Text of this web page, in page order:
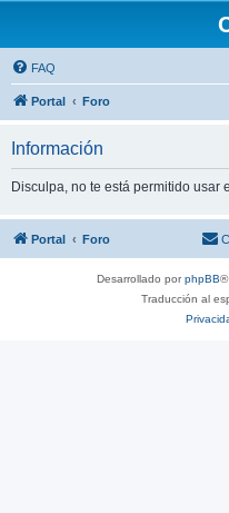
FAQ
Portal Foro
Información
Disculpa, no te está permitido usar
Portal Foro
Desarrollado porphpBB®
Traducción al